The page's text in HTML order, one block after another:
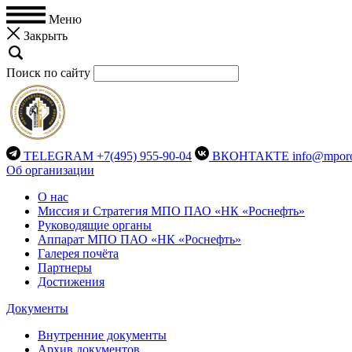
Меню
Закрыть
Поиск по сайту
TELEGRAM +7(495) 955-90-04 ВКОНТАКТЕ
Об организации
О нас
Миссия и Стратегия МПО ПАО «НК «Роснефть»
Руководящие органы
Аппарат МПО ПАО «НК «Роснефть»
Галерея почёта
Партнеры
Достижения
Документы
Внутренние документы
Архив документов